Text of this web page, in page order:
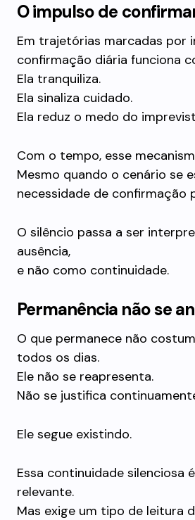
O impulso de
Em trajetórias marcadas por
confirmação diária funciona
Ela tranquiliza.
Ela sinaliza cuidado.
Ela reduz o medo do
Com o tempo, esse
Mesmo quando o cenário se
necessidade de confirmação
O silêncio passa a ser
ausência,
e não como continuidade.
Permanência não se
O que permanece não
todos os dias.
Ele não se reapresenta.
Não se justifica
Ele segue existindo.
Essa continuidade silenciosa
relevante.
Mas exige um tipo de leitura